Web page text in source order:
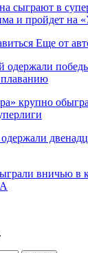
сыграют в
и пройдет на
Еще от
крупно
вничью в